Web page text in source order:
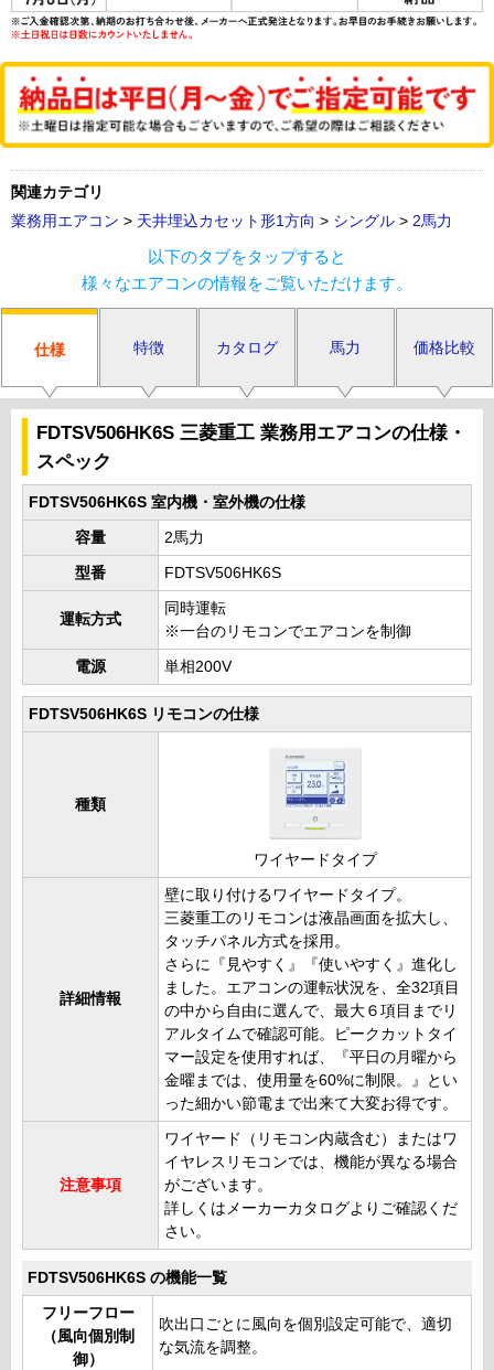
関連カテゴリ
業務用エアコン > 天井埋込カセット形1方向 > シングル > 2馬力
以下のタブをタップすると
様々なエアコンの情報をご覧いただけます。
仕様 特徴 カタログ 馬力 価格比較
FDTSV506HK6S 三菱重工 業務用エアコンの仕様・
スペック
FDTSV506HK6S 室内機・室外機の仕様
容量 2馬力
型番 FDTSV506HK6S
運転方式
同時運転
※一台のリモコンでエアコンを制御
電源 単相200V
FDTSV506HK6S リモコンの仕様
種類
ワイヤードタイプ
詳細情報
壁に取り付けるワイヤードタイプ。
三菱重工のリモコンは液晶画面を拡大し、
タッチパネル方式を採用。
さらに『見やすく』『使いやすく』進化し
ました。エアコンの運転状況を、全32項目
の中から自由に選んで、最大６項目までリ
アルタイムで確認可能。ピークカットタイ
マー設定を使用すれば、『平日の月曜から
金曜までは、使用量を60%に制限。』とい
った細かい節電まで出来て大変お得です。
注意事項
ワイヤード（リモコン内蔵含む）またはワ
イヤレスリモコンでは、機能が異なる場合
がございます。
詳しくはメーカーカタログよりご確認くだ
さい。
FDTSV506HK6S の機能一覧
フリーフロー
（風向個別制
御）
吹出口ごとに風向を個別設定可能で、適切
な気流を調整。